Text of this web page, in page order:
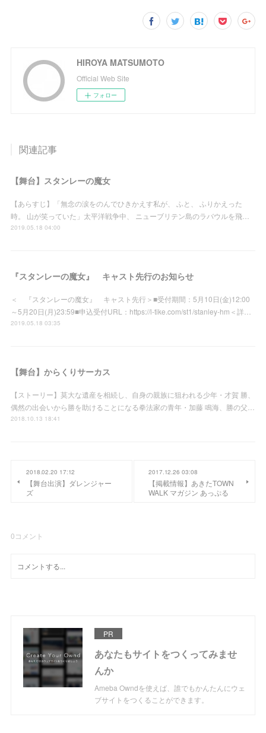
HIROYA MATSUMOTO
Official Web Site
フォロー
関連記事
【舞台】スタンレーの魔女
【あらすじ】「無念の涙をのんでひきかえす私が、 ふと、 ふりかえった
時。 山が笑っていた」太平洋戦争中、 ニューブリテン島のラバウルを飛…
2019.05.18 04:00
『スタンレーの魔女』 キャスト先行のお知らせ
＜ 『スタンレーの魔女』 キャスト先行＞■受付期間：5月10日(金)12:00
～5月20日(月)23:59■申込受付URL：https://l-tike.com/st1/stanley-hm＜詳…
2019.05.18 03:35
【舞台】からくりサーカス
【ストーリー】莫大な遺産を相続し、自身の親族に狙われる少年・才賀 勝、
偶然の出会いから勝を助けることになる拳法家の青年・加藤 鳴海、勝の父…
2018.10.13 18:41
2018.02.20 17:12
【舞台出演】ダレンジャー
ズ
2017.12.26 03:08
【掲載情報】あきたTOWN
WALK マガジン あっぷる
0コメント
PR
あなたもサイトをつくってみませ
んか
Ameba Owndを使えば、誰でもかんたんにウェ
ブサイトをつくることができます。